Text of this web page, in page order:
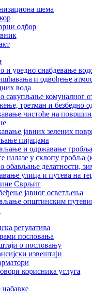
шема
одбор
и уредно снабдевање
и одвођење
вода
сакупљање комуналног
третман и безбедно
чистоће на
јавних зелених
пијацама
и одржавање гробља
налазе у склопу гробља
обављање делатности,
улица и путева на
Сврљиг
јавног осветљења
општинским
регулатива
пословања
о пословању
извештаји
корисника услуга
набавке